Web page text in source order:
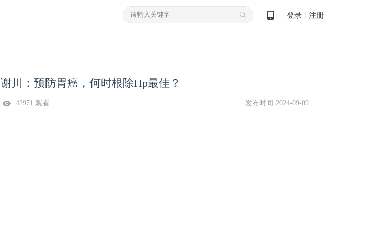
登录 注册
谢川：预防胃癌，何时根除Hp最佳？
42971 观看 发布时间 2024-09-09